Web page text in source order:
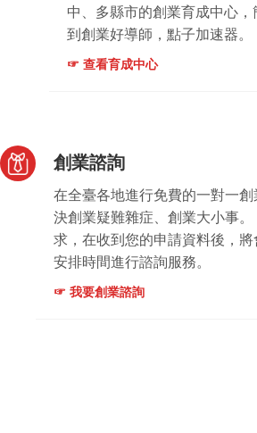
中、多縣市的創業育成中心
到創業好導師，點子加速器。
☞ 查看育成中心
創業諮詢
在全臺各地進行免費的一對一
決創業疑難雜症、創業大小事
求，在收到您的申請資料後，
安排時間進行諮詢服務。
☞ 我要創業諮詢